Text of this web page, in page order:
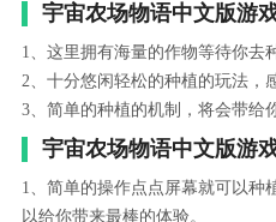
宇宙农场物语中文版游
1、这里拥有海量的作物等待你去
2、十分悠闲轻松的种植的玩法，
3、简单的种植的机制，将会带给
宇宙农场物语中文版游
1、简单的操作点点屏幕就可以种
以给你带来最棒的体验。